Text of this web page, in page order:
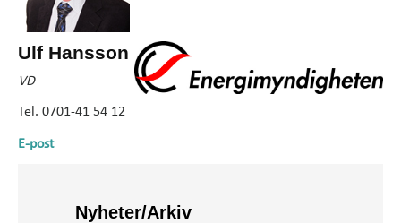
Ulf Hansson
VD
Tel. 0701-41 54 12
E-post
Nyheter/Arkiv